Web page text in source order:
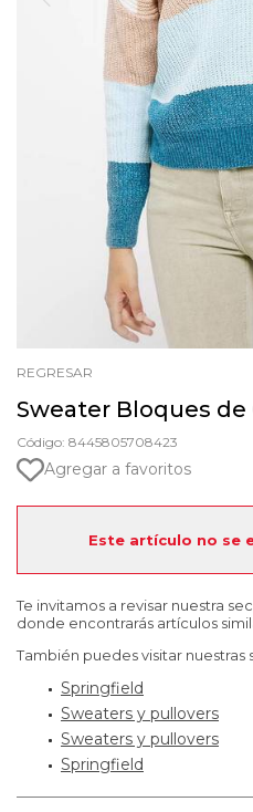
REGRESAR
Sweater Bloques
Código: 8445805708423
Agregar a favoritos
Este artículo no se
Te invitamos a revisar nuestra
donde encontrarás artículos
También puedes visitar nuestras
Springfield
Sweaters y pullovers
Sweaters y pullovers
Springfield